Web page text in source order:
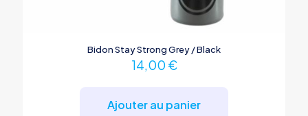
Bidon Stay Strong Grey / Black
14,00 €
Ajouter au panier